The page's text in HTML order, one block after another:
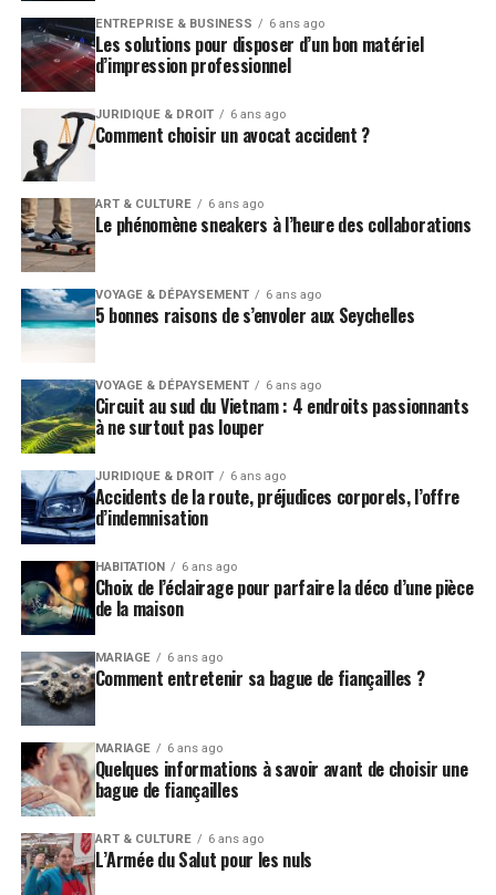
le SEO, a pour but d’employer des stratégies
pouroptimiser la visibilitéd’un site ou d’une page
web. Pour avoir une place parmi les résultats de
recherches (une bonne visibilité);
il faut toujours se rappeler que 77% des clics, ont
faire comprendre à quel point ça joue un rôle
primordial. Si votre page n’est pas optimisée, elle
restera dans l’ombre pour toujours);
pour améliorer votre SEO, vous pouvez par
exemple; jumeler les stratégies : vous pouvez
recourir au référencement naturel pour optimiser
votre site, et en même temps ; faire appel
auréférencement payant,qui classera votre
page dans les premiers résultats;
vous aurez ainsi un référencement efficace, une
optimisation à la hauteur, et des résultats
concluants.
Comment améliorer son
référencement : que faire pour bien
optimiser ?
Pour bien optimiser son site web, il faut suivre quelques
étapes simples mais cruciales. Car sans celles-ci, il serait
très difficile de paraître dans les résultats de recherches.
Il faut savoir aussi, que google index et crawl pénalisent
toute tentative de triche. Les robots qui parcourent
tous les systèmes, sont conçus pour pénaliser tout
mauvais travail, triche ou tentative de corruption. Il ne
faut donc pas jouer au malin.
ENTREPRISE & BUSINESS 6 ans ago
Les solutions pour disposer d’un bon matériel
d’impression professionnel
JURIDIQUE & DROIT 6 ans ago
Comment choisir un avocat accident ?
ART & CULTURE 6 ans ago
Le phénomène sneakers à l’heure des collaborations
VOYAGE & DÉPAYSEMENT 6 ans ago
5 bonnes raisons de s’envoler aux Seychelles
VOYAGE & DÉPAYSEMENT 6 ans ago
Circuit au sud du Vietnam : 4 endroits passionnants
à ne surtout pas louper
JURIDIQUE & DROIT 6 ans ago
Accidents de la route, préjudices corporels, l’offre
d’indemnisation
HABITATION 6 ans ago
Choix de l’éclairage pour parfaire la déco d’une pièce
de la maison
MARIAGE 6 ans ago
Comment entretenir sa bague de fiançailles ?
MARIAGE 6 ans ago
Quelques informations à savoir avant de choisir une
bague de fiançailles
ART & CULTURE 6 ans ago
L’Armée du Salut pour les nuls